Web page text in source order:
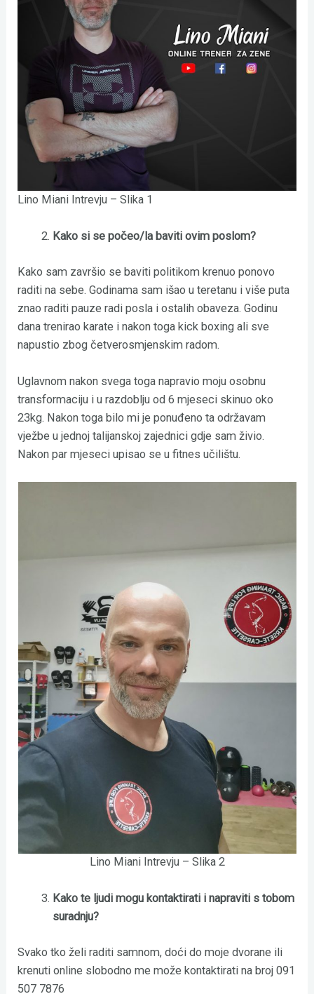
Lino Miani Intrevju – Slika 1
Kako si se počeo/la baviti ovim poslom?
Kako sam završio se baviti politikom krenuo ponovo
raditi na sebe. Godinama sam išao u teretanu i više puta
znao raditi pauze radi posla i ostalih obaveza. Godinu
dana trenirao karate i nakon toga kick boxing ali sve
napustio zbog četverosmjenskim radom.
Uglavnom nakon svega toga napravio moju osobnu
transformaciju i u razdoblju od 6 mjeseci skinuo oko
23kg. Nakon toga bilo mi je ponuđeno ta održavam
vježbe u jednoj talijanskoj zajednici gdje sam živio.
Nakon par mjeseci upisao se u fitnes učilištu.
Lino Miani Intrevju – Slika 2
Kako te ljudi mogu kontaktirati i napraviti s tobom
suradnju?
Svako tko želi raditi samnom, doći do moje dvorane ili
krenuti online slobodno me može kontaktirati na broj 091
507 7876